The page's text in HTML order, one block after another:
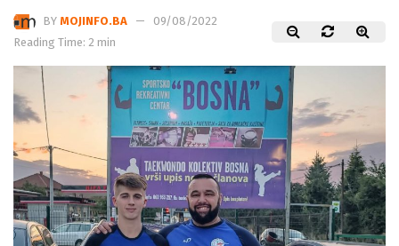
BY MOJINFO.BA
09/08/2022
Reading Time: 2 min